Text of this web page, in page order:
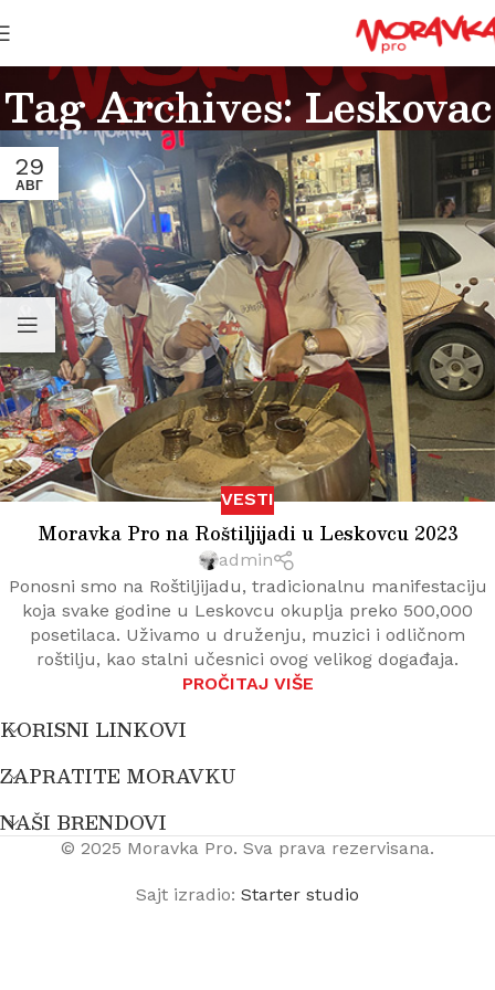
Tag Archives: Leskovac
29
АВГ
VESTI
Moravka Pro na Roštiljijadi u Leskovcu 2023
admin
Ponosni smo na Roštiljijadu, tradicionalnu manifestaciju
koja svake godine u Leskovcu okuplja preko 500,000
posetilaca. Uživamo u druženju, muzici i odličnom
roštilju, kao stalni učesnici ovog velikog događaja.
PROČITAJ VIŠE
KORISNI LINKOVI
ZAPRATITE MORAVKU
NAŠI BRENDOVI
© 2025 Moravka Pro. Sva prava rezervisana.
Sajt izradio: Starter studio